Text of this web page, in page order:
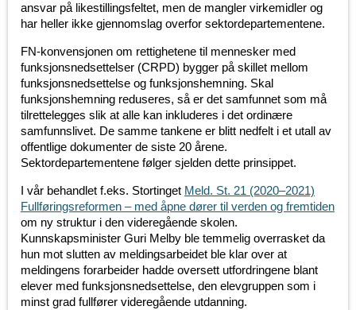
ansvar på likestillingsfeltet, men de mangler virkemidler og
har heller ikke gjennomslag overfor sektordepartementene.
FN-konvensjonen om rettighetene til mennesker med
funksjonsnedsettelser (CRPD) bygger på skillet mellom
funksjonsnedsettelse og funksjonshemning. Skal
funksjonshemning reduseres, så er det samfunnet som må
tilrettelegges slik at alle kan inkluderes i det ordinære
samfunnslivet. De samme tankene er blitt nedfelt i et utall av
offentlige dokumenter de siste 20 årene.
Sektordepartementene følger sjelden dette prinsippet.
I vår behandlet f.eks. Stortinget Meld. St. 21 (2020–2021)
Fullføringsreformen – med åpne dører til verden og fremtiden
om ny struktur i den videregående skolen.
Kunnskapsminister Guri Melby ble temmelig overrasket da
hun mot slutten av meldingsarbeidet ble klar over at
meldingens forarbeider hadde oversett utfordringene blant
elever med funksjonsnedsettelse, den elevgruppen som i
minst grad fullfører videregående utdanning.